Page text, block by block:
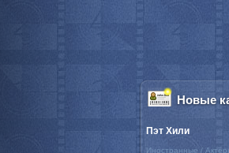
Новые
Пэт Хили
Иностранные /